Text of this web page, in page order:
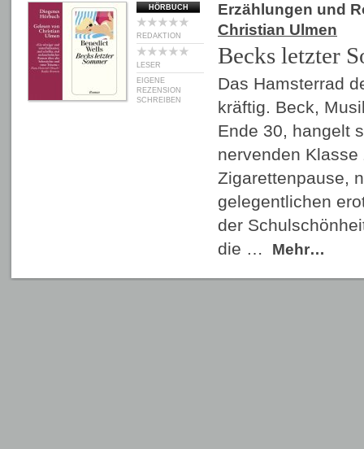
HÖRBUCH
REDAKTION
LESER
EIGENE
REZENSION
SCHREIBEN
Erzählungen und
Christian Ulmen
Becks letzter
Das Hamsterrad
kräftig. Beck,
Ende 30, hangelt
nervenden
Zigarettenpause,
gelegentlichen
der
die …
Mehr…